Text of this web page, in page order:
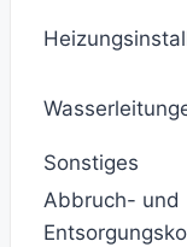
Sonstiges
Abbruch- und